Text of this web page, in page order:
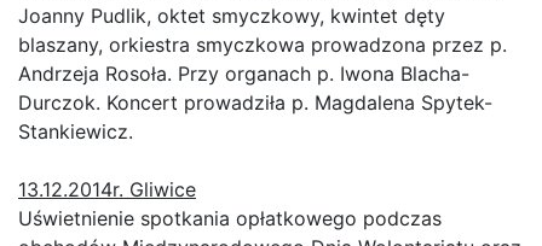
Joanny Pudlik, oktet smyczkowy, kwintet dęty
blaszany, orkiestra smyczkowa prowadzona przez p.
Andrzeja Rosoła. Przy organach p. Iwona Blacha-
Durczok. Koncert prowadziła p. Magdalena Spytek-
Stankiewicz.
13.12.2014r. Gliwice
Uświetnienie spotkania opłatkowego podczas